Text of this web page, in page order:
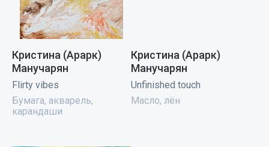
Кристина (Арарк)
Манучарян
Flirty vibes
Бумага, акварель,
карандаши
Кристина (Арарк)
Манучарян
Unfinished touch
Масло, лён